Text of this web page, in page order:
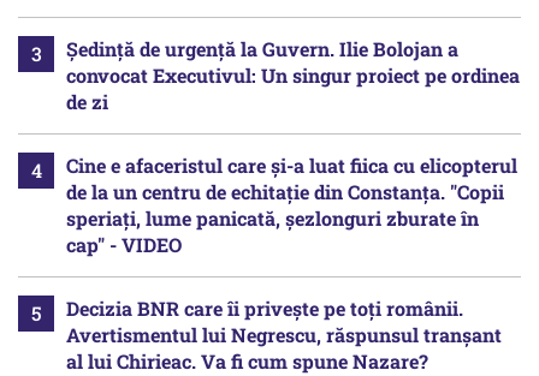
Ședință de urgență la Guvern. Ilie Bolojan a
convocat Executivul: Un singur proiect pe ordinea
de zi
Cine e afaceristul care și-a luat fiica cu elicopterul
de la un centru de echitație din Constanța. "Copii
speriați, lume panicată, șezlonguri zburate în
cap" - VIDEO
Decizia BNR care îi privește pe toți românii.
Avertismentul lui Negrescu, răspunsul tranșant
al lui Chirieac. Va fi cum spune Nazare?